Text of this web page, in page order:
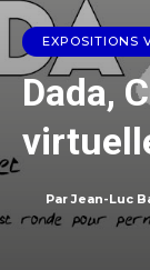
EXPOSITIONS
Dada,
Par Jean-Luc